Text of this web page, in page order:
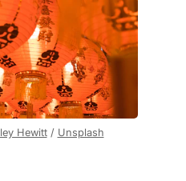
Hewitt / Unsplash